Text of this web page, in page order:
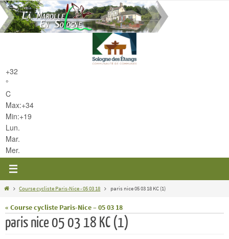
Passer
vers
le
+32
°
C
Max:+34
Min:+19
Lun.
Mar.
Mer.
HomeCourse cycliste Paris-Nice - 05 03 18 paris nice 05 03 18 KC (1)
« Course cycliste Paris-Nice – 05 03 18
paris nice 05 03 18 KC (1)